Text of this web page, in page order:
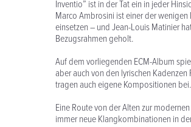
Inventio” ist in der Tat ein in jeder
Marco Ambrosini ist einer der
einsetzen – und Jean-Louis Matinier
Bezugsrahmen geholt.
Auf dem vorliegenden ECM-Album
aber auch von den lyrischen
tragen auch eigene Kompositionen bei.
Eine Route von der Alten zur
immer neue Klangkombinationen in